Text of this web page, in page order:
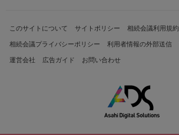
このサイトについて サイトポリシー 相続会議利用規約
相続会議プライバシーポリシー 利用者情報の外部送信
運営会社 広告ガイド お問い合わせ